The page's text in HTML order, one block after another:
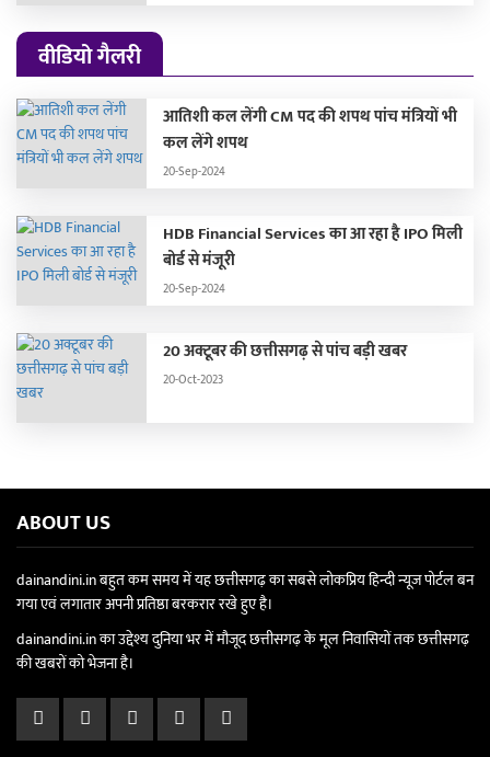
वीडियो गैलरी
आतिशी कल लेंगी CM पद की शपथ पांच मंत्रियों भी
कल लेंगे शपथ
20-Sep-2024
HDB Financial Services का आ रहा है IPO मिली
बोर्ड से मंजूरी
20-Sep-2024
20 अक्टूबर की छत्तीसगढ़ से पांच बड़ी खबर
20-Oct-2023
ABOUT US
dainandini.in बहुत कम समय में यह छत्तीसगढ़ का सबसे लोकप्रिय हिन्दी न्यूज पोर्टल बन
गया एवं लगातार अपनी प्रतिष्ठा बरकरार रखे हुए है।
dainandini.in का उद्देश्य दुनिया भर में मौजूद छत्तीसगढ़ के मूल निवासियों तक छत्तीसगढ़
की खबरों को भेजना है।